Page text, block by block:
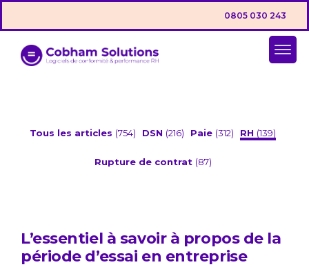
0805 030 243
Tous les articles (754) DSN (216) Paie (312) RH (139)
Rupture de contrat (87)
L’essentiel à savoir à propos de la
période d’essai en entreprise